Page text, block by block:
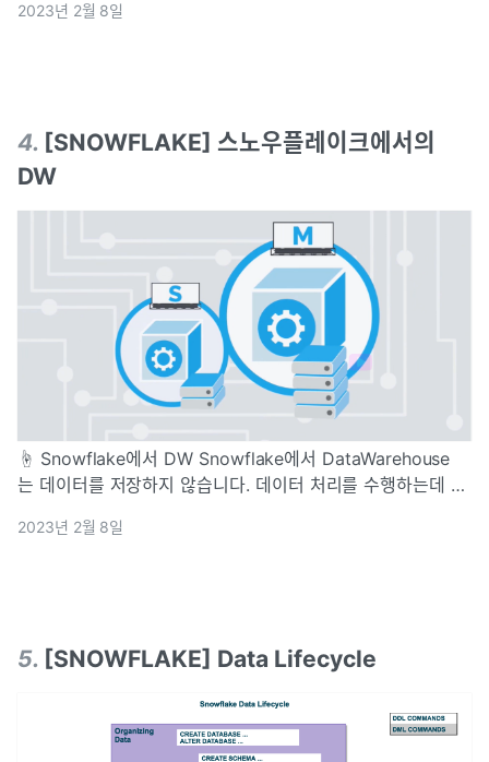
Authentication(인증) 이라고 합니다.ACCESS는 때때로
2023년 2월 8일
4. [SNOWFLAKE] 스노우플레이크에서의
DW
☝ Snowflake에서 DW Snowflake에서 DataWarehouse
는 데이터를 저장하지 않습니다. 데이터 처리를 수행하는데 사
2023년 2월 8일
5. [SNOWFLAKE] Data Lifecycle